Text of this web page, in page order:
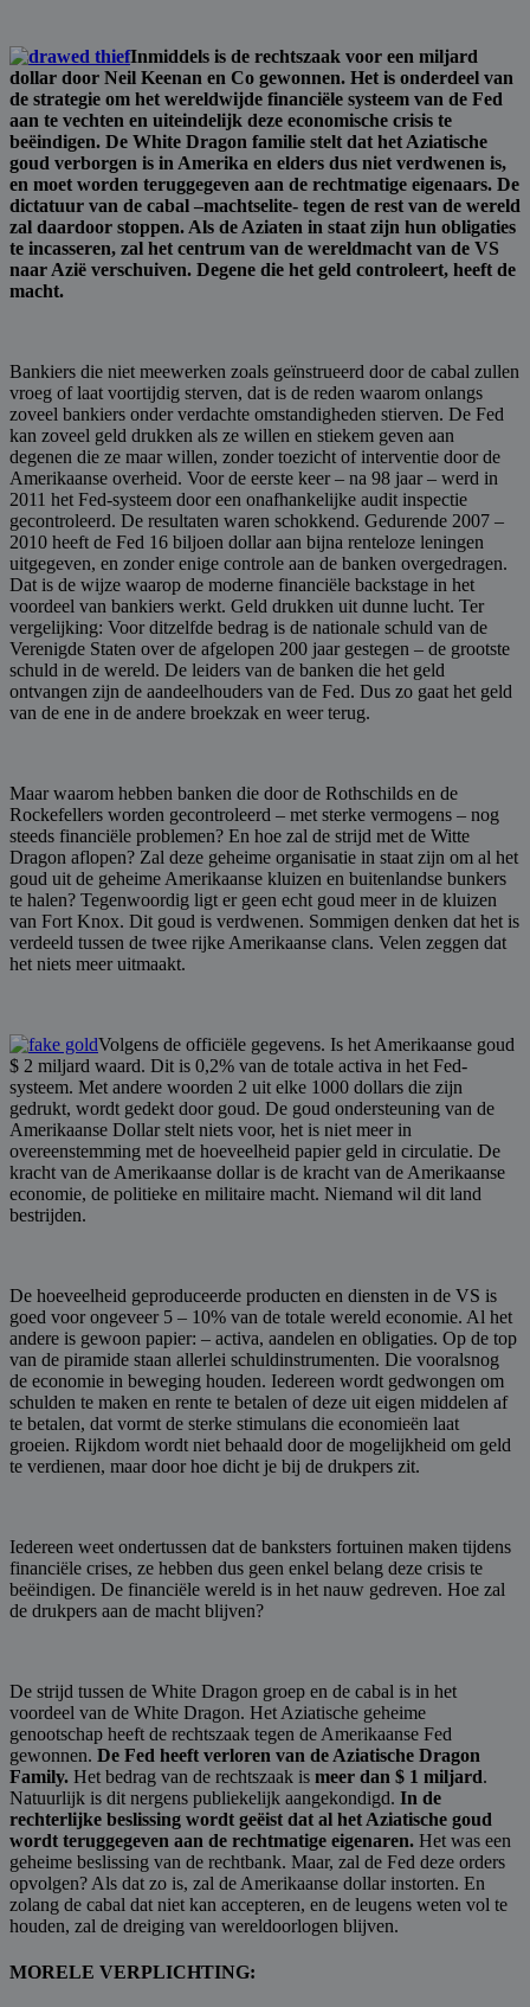
Inmiddels is de rechtszaak voor een miljard
dollar door Neil Keenan en Co gewonnen. Het is onderdeel van
de strategie om het wereldwijde financiële systeem van de Fed
aan te vechten en uiteindelijk deze economische crisis te
beëindigen. De White Dragon familie stelt dat het Aziatische
goud verborgen is in Amerika en elders dus niet verdwenen is,
en moet worden teruggegeven aan de rechtmatige eigenaars. De
dictatuur van de cabal –machtselite- tegen de rest van de wereld
zal daardoor stoppen. Als de Aziaten in staat zijn hun obligaties
te incasseren, zal het centrum van de wereldmacht van de VS
naar Azië verschuiven. Degene die het geld controleert, heeft de
macht.
Bankiers die niet meewerken zoals geïnstrueerd door de cabal zullen
vroeg of laat voortijdig sterven, dat is de reden waarom onlangs
zoveel bankiers onder verdachte omstandigheden stierven. De Fed
kan zoveel geld drukken als ze willen en stiekem geven aan
degenen die ze maar willen, zonder toezicht of interventie door de
Amerikaanse overheid. Voor de eerste keer – na 98 jaar – werd in
2011 het Fed-systeem door een onafhankelijke audit inspectie
gecontroleerd. De resultaten waren schokkend. Gedurende 2007 –
2010 heeft de Fed 16 biljoen dollar aan bijna renteloze leningen
uitgegeven, en zonder enige controle aan de banken overgedragen.
Dat is de wijze waarop de moderne financiële backstage in het
voordeel van bankiers werkt. Geld drukken uit dunne lucht. Ter
vergelijking: Voor ditzelfde bedrag is de nationale schuld van de
Verenigde Staten over de afgelopen 200 jaar gestegen – de grootste
schuld in de wereld. De leiders van de banken die het geld
ontvangen zijn de aandeelhouders van de Fed. Dus zo gaat het geld
van de ene in de andere broekzak en weer terug.
Maar waarom hebben banken die door de Rothschilds en de
Rockefellers worden gecontroleerd – met sterke vermogens – nog
steeds financiële problemen? En hoe zal de strijd met de Witte
Dragon aflopen? Zal deze geheime organisatie in staat zijn om al het
goud uit de geheime Amerikaanse kluizen en buitenlandse bunkers
te halen? Tegenwoordig ligt er geen echt goud meer in de kluizen
van Fort Knox. Dit goud is verdwenen. Sommigen denken dat het is
verdeeld tussen de twee rijke Amerikaanse clans. Velen zeggen dat
het niets meer uitmaakt.
Volgens de officiële gegevens. Is het Amerikaanse goud
$ 2 miljard waard. Dit is 0,2% van de totale activa in het Fed-
systeem. Met andere woorden 2 uit elke 1000 dollars die zijn
gedrukt, wordt gedekt door goud. De goud ondersteuning van de
Amerikaanse Dollar stelt niets voor, het is niet meer in
overeenstemming met de hoeveelheid papier geld in circulatie. De
kracht van de Amerikaanse dollar is de kracht van de Amerikaanse
economie, de politieke en militaire macht. Niemand wil dit land
bestrijden.
De hoeveelheid geproduceerde producten en diensten in de VS is
goed voor ongeveer 5 – 10% van de totale wereld economie. Al het
andere is gewoon papier: – activa, aandelen en obligaties. Op de top
van de piramide staan allerlei schuldinstrumenten. Die vooralsnog
de economie in beweging houden. Iedereen wordt gedwongen om
schulden te maken en rente te betalen of deze uit eigen middelen af
te betalen, dat vormt de sterke stimulans die economieën laat
groeien. Rijkdom wordt niet behaald door de mogelijkheid om geld
te verdienen, maar door hoe dicht je bij de drukpers zit.
Iedereen weet ondertussen dat de banksters fortuinen maken tijdens
financiële crises, ze hebben dus geen enkel belang deze crisis te
beëindigen. De financiële wereld is in het nauw gedreven. Hoe zal
de drukpers aan de macht blijven?
De strijd tussen de White Dragon groep en de cabal is in het
voordeel van de White Dragon. Het Aziatische geheime
genootschap heeft de rechtszaak tegen de Amerikaanse Fed
gewonnen. De Fed heeft verloren van de Aziatische Dragon
Family. Het bedrag van de rechtszaak is meer dan $ 1 miljard.
Natuurlijk is dit nergens publiekelijk aangekondigd. In de
rechterlijke beslissing wordt geëist dat al het Aziatische goud
wordt teruggegeven aan de rechtmatige eigenaren. Het was een
geheime beslissing van de rechtbank. Maar, zal de Fed deze orders
opvolgen? Als dat zo is, zal de Amerikaanse dollar instorten. En
zolang de cabal dat niet kan accepteren, en de leugens weten vol te
houden, zal de dreiging van wereldoorlogen blijven.
MORELE VERPLICHTING: